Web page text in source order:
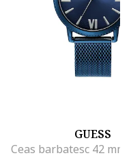
GUESS